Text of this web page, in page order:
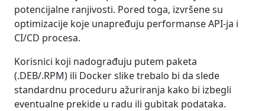
potencijalne ranjivosti. Pored toga, izvršene su
optimizacije koje unapređuju performanse API-ja i
CI/CD procesa.
Korisnici koji nadograđuju putem paketa
(.DEB/.RPM) ili Docker slike trebalo bi da slede
standardnu proceduru ažuriranja kako bi izbegli
eventualne prekide u radu ili gubitak podataka.